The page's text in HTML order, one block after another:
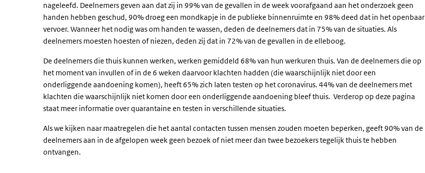
nageleefd. Deelnemers geven aan dat zij in 99% van de gevallen in de week voorafgaand aan het onderzoek geen
handen hebben geschud, 90% droeg een mondkapje in de publieke binnenruimte en 98% deed dat in het openbaar
vervoer. Wanneer het nodig was om handen te wassen, deden de deelnemers dat in 75% van de situaties. Als
deelnemers moesten hoesten of niezen, deden zij dat in 72% van de gevallen in de elleboog.
De deelnemers die thuis kunnen werken, werken gemiddeld 68% van hun werkuren thuis. Van de deelnemers die op
het moment van invullen of in de 6 weken daarvoor klachten hadden (die waarschijnlijk niet door een
onderliggende aandoening komen), heeft 65% zich laten testen op het coronavirus. 44% van de deelnemers met
klachten die waarschijnlijk niet komen door een onderliggende aandoening bleef thuis. Verderop op deze pagina
staat meer informatie over quarantaine en testen in verschillende situaties.
Als we kijken naar maatregelen die het aantal contacten tussen mensen zouden moeten beperken, geeft 90% van de
deelnemers aan in de afgelopen week geen bezoek of niet meer dan twee bezoekers tegelijk thuis te hebben
ontvangen.